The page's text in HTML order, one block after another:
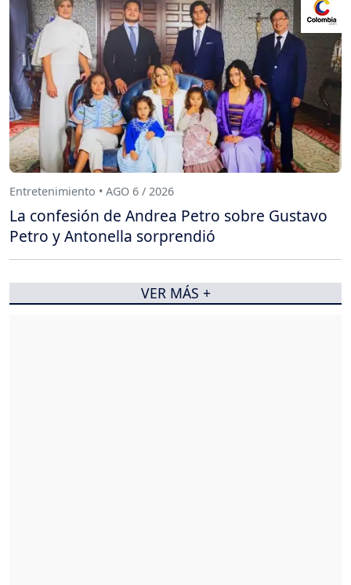
Entretenimiento • AGO 6 / 2026
La confesión de Andrea Petro sobre Gustavo
Petro y Antonella sorprendió
VER MÁS +